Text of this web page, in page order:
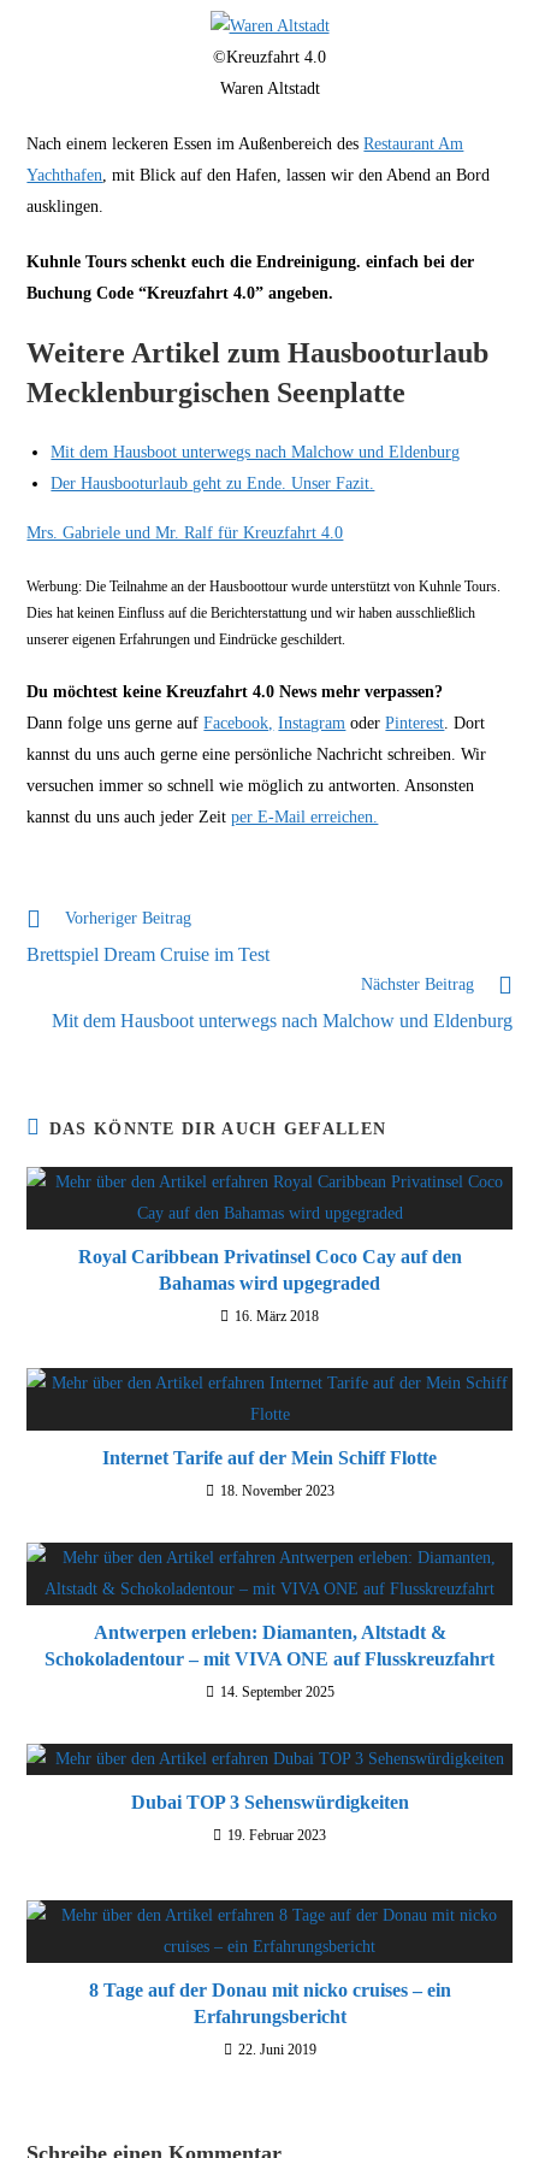
©Kreuzfahrt 4.0
Waren Altstadt
Nach einem leckeren Essen im Außenbereich desRestaurant Am
Yachthafen, mit Blick auf den Hafen, lassen wir den Abend an Bord
ausklingen.
Kuhnle Tours schenkt euch die Endreinigung. einfach bei der
Buchung Code “Kreuzfahrt 4.0” angeben.
Weitere Artikel zum Hausbooturlaub
Mecklenburgischen Seenplatte
Mit dem Hausboot unterwegs nach Malchow und Eldenburg
Der Hausbooturlaub geht zu Ende. Unser Fazit.
Mrs. Gabriele und Mr. Ralf für Kreuzfahrt 4.0
Werbung: Die Teilnahme an der Hausboottour wurde unterstützt von Kuhnle Tours.
Dies hat keinen Einfluss auf die Berichterstattung und wir haben ausschließlich
unserer eigenen Erfahrungen und Eindrücke geschildert.
Du möchtest keine Kreuzfahrt 4.0 News mehr verpassen?
Dann folge uns gerne aufFacebook, Instagram oderPinterest. Dort
kannst du uns auch gerne eine persönliche Nachricht schreiben. Wir
versuchen immer so schnell wie möglich zu antworten. Ansonsten
kannst du uns auch jeder Zeitper E-Mail erreichen.
Weitere
ansehen
Vorheriger Beitrag
Brettspiel Dream Cruise im Test
Nächster Beitrag
Mit dem Hausboot unterwegs nach Malchow und Eldenburg
DAS KÖNNTE DIR AUCH GEFALLEN
Royal Caribbean Privatinsel Coco Cay auf den
Bahamas wird upgegraded
16. März 2018
Internet Tarife auf der Mein Schiff Flotte
18. November 2023
Antwerpen erleben: Diamanten, Altstadt &
Schokoladentour – mit VIVA ONE auf Flusskreuzfahrt
14. September 2025
Dubai TOP 3 Sehenswürdigkeiten
19. Februar 2023
8 Tage auf der Donau mit nicko cruises – ein
Erfahrungsbericht
22. Juni 2019
Schreibe einen Kommentar